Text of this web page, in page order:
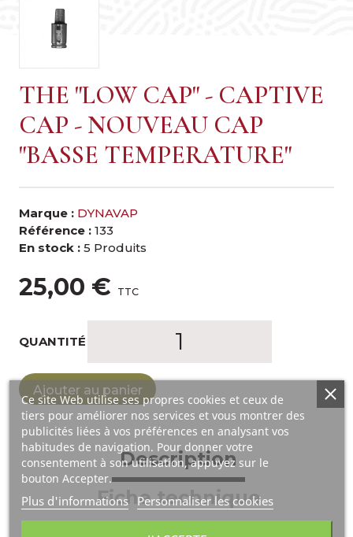
THE "LOW CAP" - CAPTIVE
CAP - NOUVEAU CAP
"BASSE TEMPERATURE"
Marque : DYNAVAP
Référence : 133
En stock : 5 Produits
25,00 € TTC
QUANTITÉ
Ajouter au panier
Description
Fiche technique
Livraison & Retour
Ce site Web utilise ses propres cookies et ceux de
tiers pour améliorer nos services et vous montrer des
publicités liées à vos préférences en analysant vos
habitudes de navigation. Pour donner votre
consentement à son utilisation, appuyez sur le
bouton Accepter.
Plus d'informations Personnaliser les cookies